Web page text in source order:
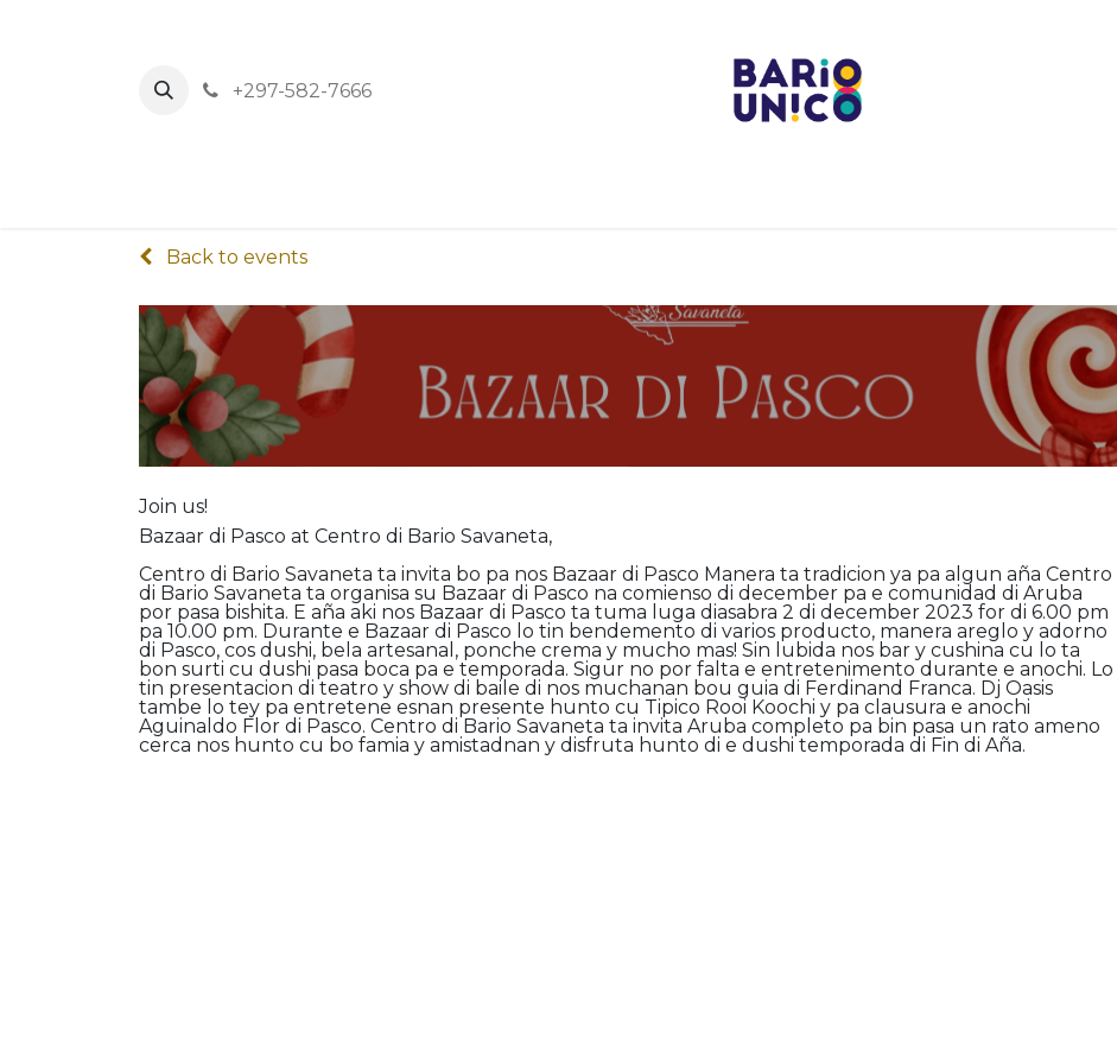
+297-582-7666
Back to events
Join us!
Bazaar di Pasco at Centro di Bario Savaneta,
Centro di Bario Savaneta ta invita bo pa nos Bazaar di Pasco Manera ta tradicion ya pa algun aña Centro
di Bario Savaneta ta organisa su Bazaar di Pasco na comienso di december pa e comunidad di Aruba
por pasa bishita. E aña aki nos Bazaar di Pasco ta tuma luga diasabra 2 di december 2023 for di 6.00 pm
pa 10.00 pm. Durante e Bazaar di Pasco lo tin bendemento di varios producto, manera areglo y adorno
di Pasco, cos dushi, bela artesanal, ponche crema y mucho mas! Sin lubida nos bar y cushina cu lo ta
bon surti cu dushi pasa boca pa e temporada. Sigur no por falta e entretenimento durante e anochi. Lo
tin presentacion di teatro y show di baile di nos muchanan bou guia di Ferdinand Franca. Dj Oasis
tambe lo tey pa entretene esnan presente hunto cu Tipico Rooi Koochi y pa clausura e anochi
Aguinaldo Flor di Pasco. Centro di Bario Savaneta ta invita Aruba completo pa bin pasa un rato ameno
cerca nos hunto cu bo famia y amistadnan y disfruta hunto di e dushi temporada di Fin di Aña.